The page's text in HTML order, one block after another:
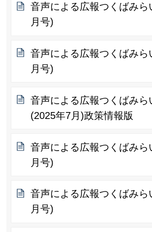
音声による広報つくばみら
月号)
音声による広報つくばみら
月号)
音声による広報つくばみら
(2025年7月)政策情報版
音声による広報つくばみら
月号)
音声による広報つくばみら
月号)